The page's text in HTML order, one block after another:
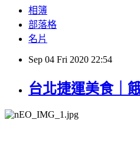
相簿
部落格
名片
Sep 04 Fri 2020 22:54
台北捷運美食｜